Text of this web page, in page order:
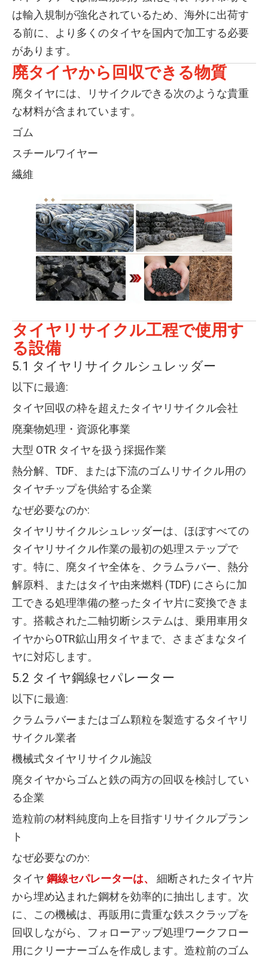
は輸入規制が強化されているため、海外に出荷す
る前に、より多くのタイヤを国内で加工する必要
があります。
廃タイヤから回収できる物質
廃タイヤには、リサイクルできる次のような貴重
な材料が含まれています。
ゴム
スチールワイヤー
繊維
タイヤリサイクル工程で使用す
る設備
5.1 タイヤリサイクルシュレッダー
以下に最適:
タイヤ回収の枠を超えたタイヤリサイクル会社
廃棄物処理・資源化事業
大型 OTR タイヤを扱う採掘作業
熱分解、TDF、または下流のゴムリサイクル用の
タイヤチップを供給する企業
なぜ必要なのか:
タイヤリサイクルシュレッダーは、ほぼすべての
タイヤリサイクル作業の最初の処理ステップで
す。特に、廃タイヤ全体を、クラムラバー、熱分
解原料、またはタイヤ由来燃料 (TDF) にさらに加
工できる処理準備の整ったタイヤ片に変換できま
す。搭載された二軸切断システムは、乗用車用タ
イヤからOTR鉱山用タイヤまで、さまざまなタイ
ヤに対応します。
5.2 タイヤ鋼線セパレーター
以下に最適:
クラムラバーまたはゴム顆粒を製造するタイヤリ
サイクル業者
機械式タイヤリサイクル施設
廃タイヤからゴムと鉄の両方の回収を検討してい
る企業
造粒前の材料純度向上を目指すリサイクルプラン
ト
なぜ必要なのか:
タイヤ 鋼線セパレーターは、 細断されたタイヤ片
から埋め込まれた鋼材を効率的に抽出します。次
に、この機械は、再販用に貴重な鉄スクラップを
回収しながら、フォローアップ処理ワークフロー
用にクリーナーゴムを作成します。造粒前のゴム